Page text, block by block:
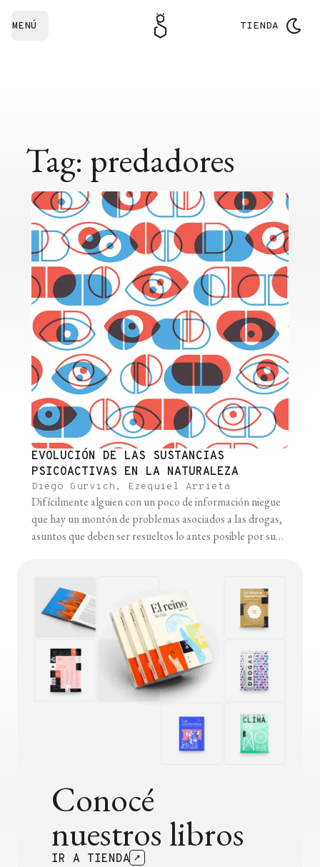
MENÚ TIENDA
Tag: predadores
EVOLUCIÓN DE LAS SUSTANCIAS
PSICOACTIVAS EN LA NATURALEZA
Diego Gurvich, Ezequiel Arrieta
Difícilmente alguien con un poco de información niegue
que hay un montón de problemas asociados a las drogas,
asuntos que deben ser resueltos lo antes posible por sus
plantas que habitan las montañas y mucho [...]
Conocé
nuestros libros
IR A TIENDA